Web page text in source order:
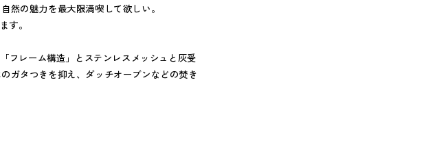
然の魅力を最大限満喫して欲しい。
す。
フレーム構造」とステンレスメッシュと灰受
ガタつきを抑え、ダッチオーブンなどの焚き